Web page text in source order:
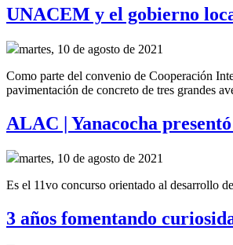
UNACEM y el gobierno
martes, 10 de agosto de 2021
Como parte del convenio de Cooperación
pavimentación de concreto de tres grandes
ALAC | Yanacocha
martes, 10 de agosto de 2021
Es el 11vo concurso orientado al desarrollo
3 años fomentando